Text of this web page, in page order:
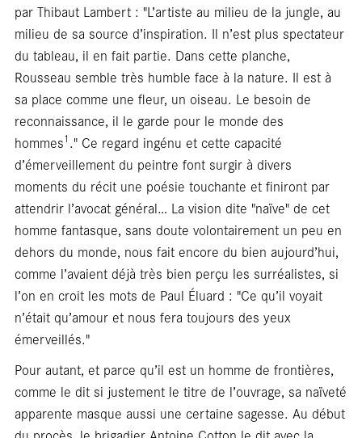
par Thibaut Lambert : "L’artiste au milieu de la jungle, au
milieu de sa source d’inspiration. Il n’est plus spectateur
du tableau, il en fait partie. Dans cette planche,
Rousseau semble très humble face à la nature. Il est à
sa place comme une fleur, un oiseau. Le besoin de
reconnaissance, il le garde pour le monde des
hommes1 ." Ce regard ingénu et cette capacité
d’émerveillement du peintre font surgir à divers
moments du récit une poésie touchante et finiront par
attendrir l’avocat général… La vision dite "naïve" de cet
homme fantasque, sans doute volontairement un peu en
dehors du monde, nous fait encore du bien aujourd’hui,
comme l’avaient déjà très bien perçu les surréalistes, si
l’on en croit les mots de Paul Éluard : "Ce qu’il voyait
n’était qu’amour et nous fera toujours des yeux
émerveillés."
Pour autant, et parce qu’il est un homme de frontières,
comme le dit si justement le titre de l’ouvrage, sa naïveté
apparente masque aussi une certaine sagesse. Au début